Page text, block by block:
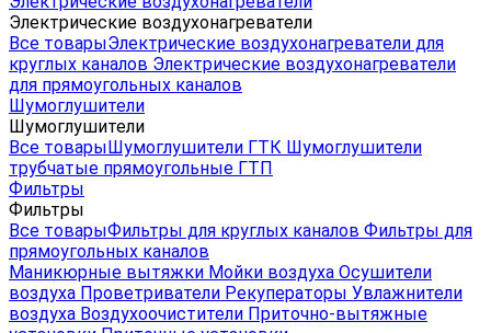
Электрические воздухонагреватели
Все товарыЭлектрические воздухонагреватели для
круглых каналов Электрические воздухонагреватели
для прямоугольных каналов
Шумоглушители
Шумоглушители
Все товарыШумоглушители ГТК Шумоглушители
трубчатые прямоугольные ГТП
Фильтры
Фильтры
Все товарыФильтры для круглых каналов Фильтры для
прямоугольных каналов
Маникюрные вытяжки Мойки воздуха Осушители
воздуха Проветриватели Рекуператоры Увлажнители
воздуха Воздухоочистители Приточно-вытяжные